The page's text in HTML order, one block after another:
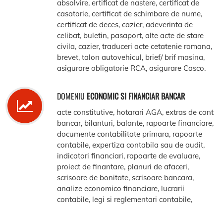
absolvire, ertificat de nastere, certificat de
casatorie, certificat de schimbare de nume,
certificat de deces, cazier, adeverinta de
celibat, buletin, pasaport, alte acte de stare
civila, cazier, traduceri acte cetatenie romana,
brevet, talon autovehicul, brief/ brif masina,
asigurare obligatorie RCA, asigurare Casco.
DOMENIU ECONOMIC SI FINANCIAR BANCAR
acte constitutive, hotarari AGA, extras de cont
bancar, bilanturi, balante, rapoarte financiare,
documente contabilitate primara, rapoarte
contabile, expertiza contabila sau de audit,
indicatori financiari, rapoarte de evaluare,
proiect de finantare, planuri de afaceri,
scrisoare de bonitate, scrisoare bancara,
analize economico financiare, lucrarii
contabile, legi si reglementari contabile,